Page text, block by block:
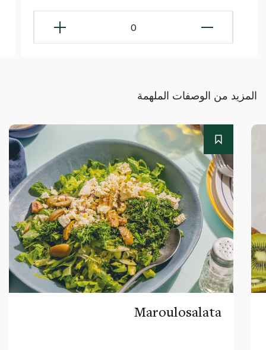
0
المزيد من الوصفات الملهمة
Maroulosalata